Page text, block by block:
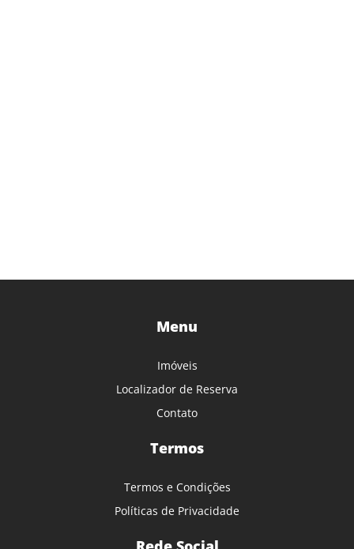
Menu
Imóveis
Localizador de Reserva
Contato
Termos
Termos e Condições
Políticas de Privacidade